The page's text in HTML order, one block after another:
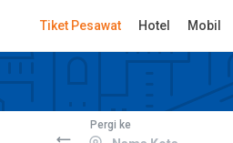
Tiket Pesawat Hotel Mobil
Pergi ke